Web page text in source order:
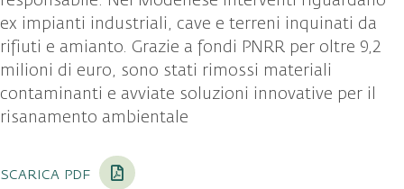
ex impianti industriali, cave e terreni inquinati da
rifiuti e amianto. Grazie a fondi PNRR per oltre 9,2
milioni di euro, sono stati rimossi materiali
contaminanti e avviate soluzioni innovative per il
risanamento ambientale
scarica pdf